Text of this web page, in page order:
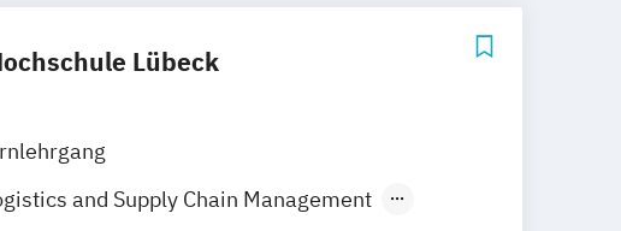
Lübeck
and Supply Chain Management